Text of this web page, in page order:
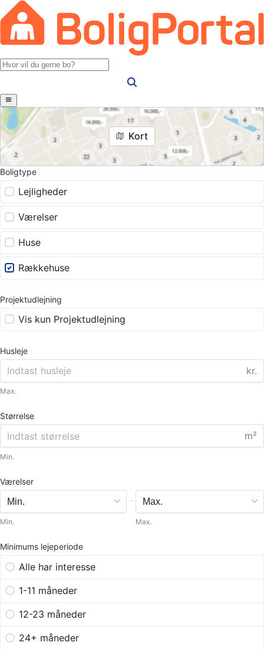
Kort
Boligtype
Lejligheder
Værelser
Huse
Rækkehuse
Projektudlejning
Vis kun Projektudlejning
Husleje
kr.
Max.
Størrelse
m²
Min.
Værelser
Min.
-
Max.
Minimums lejeperiode
Alle har interesse
1-11 måneder
12-23 måneder
24+ måneder